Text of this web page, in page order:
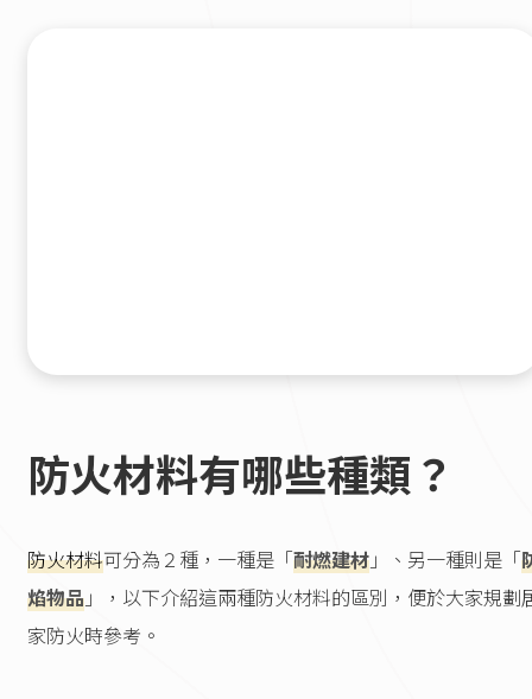
防火材料有哪些種類？
防火材料可分為２種，一種是「耐燃建材 」、另一種則是「
焰物品 」，以下介紹這兩種防火材料的區別，便於大家規劃
家防火時參考。